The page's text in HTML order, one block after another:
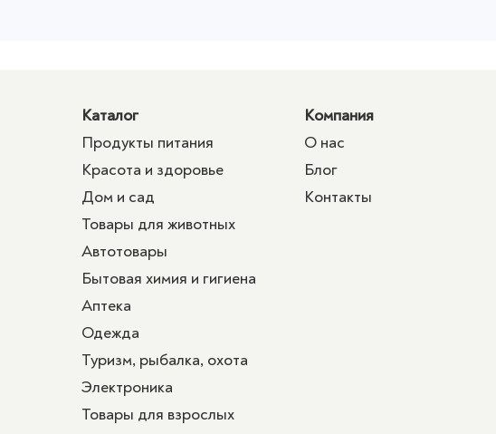
Каталог
Продукты питания
Красота и здоровье
Дом и сад
Товары для животных
Автотовары
Бытовая химия и гигиена
Аптека
Одежда
Туризм, рыбалка, охота
Электроника
Товары для взрослых
Компания
О нас
Блог
Контакты